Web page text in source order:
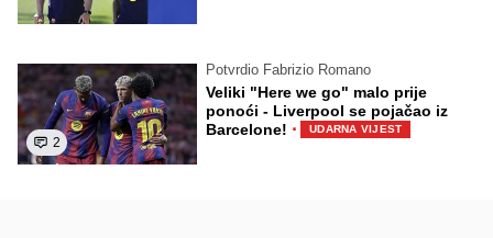
2
Potvrdio Fabrizio Romano
Veliki "Here we go" malo prije
ponoći - Liverpool se pojačao iz
Barcelone! · UDARNA VIJEST